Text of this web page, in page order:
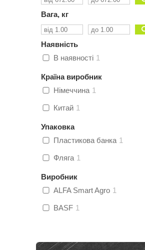
Вага, кг
Наявність
В наявності 1
Країна виробник
Німеччина 1
Китай 1
Упаковка
Пластикова банка 1
Фляга 1
Виробник
ALFA Smart Agro 1
BASF 1